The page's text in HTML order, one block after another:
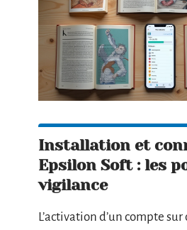
Installation et
Epsilon Soft : les
vigilance
L’activation d’un compte sur